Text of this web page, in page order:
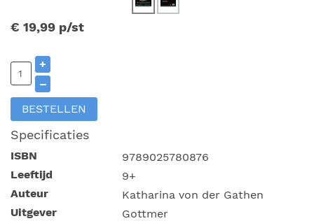
€ 19,99 p/st
+
–
BESTELLEN
Specificaties
ISBN
9789025780876
Leeftijd
9+
Auteur
Katharina von der Gathen
Uitgever
Gottmer